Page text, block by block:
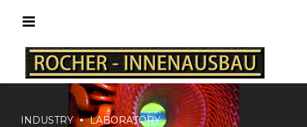
INDUSTRY LABORATORY